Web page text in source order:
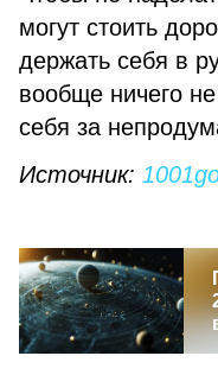
могут стоить
держать себя в
вообще ничего
себя за
Источник: